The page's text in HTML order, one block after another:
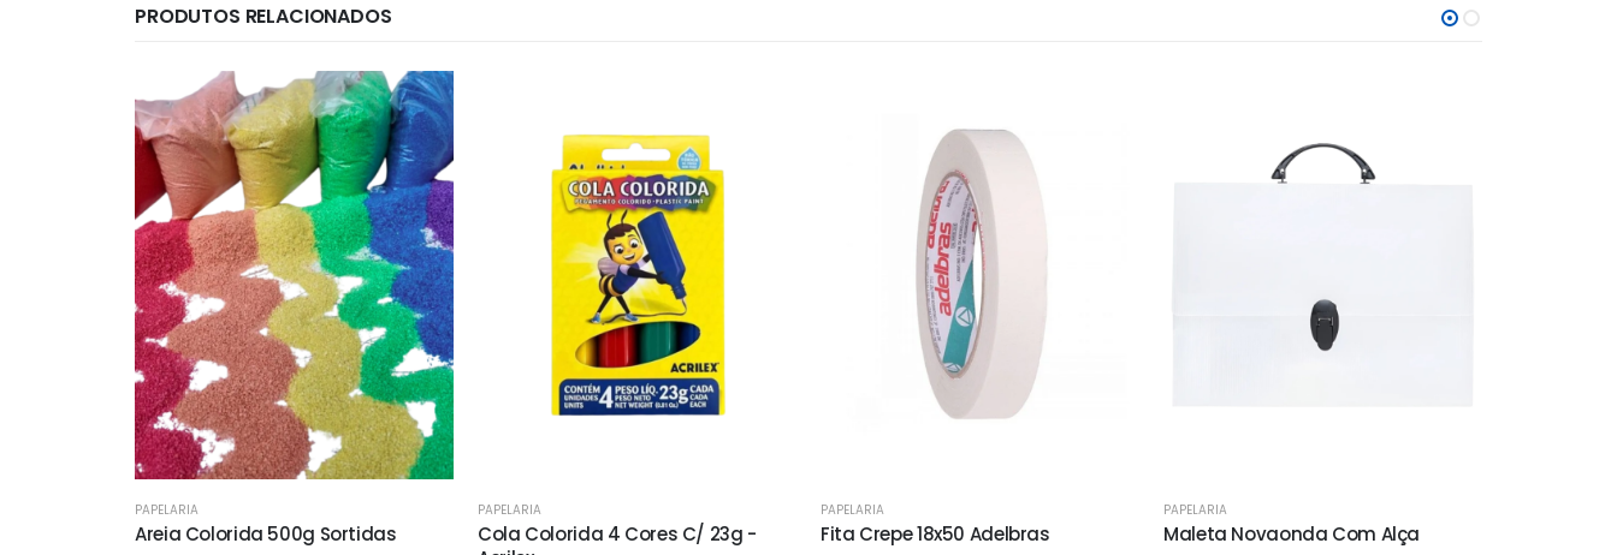
PRODUTOS RELACIONADOS
PAPELARIA
Areia Colorida 500g Sortidas
PAPELARIA
Cola Colorida 4 Cores C/ 23g -
PAPELARIA
Fita Crepe 18x50 Adelbras
PAPELARIA
Maleta Novaonda Com Alça